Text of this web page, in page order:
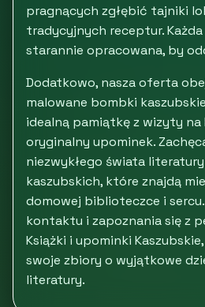
pragnących zgłębić tajniki
tradycyjnych receptur.
starannie opracowana, by
Dodatkowo, nasza oferta
malowane bombki
idealną pamiątkę z wizyty na
oryginalny upominek.
niezwykłego świata
kaszubskich, które znajdą
domowej biblioteczce i
kontaktu i zapoznania się z
Książki i upominki
swoje zbiory o wyjątkowe
literatury.